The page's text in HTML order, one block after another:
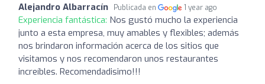
Alejandro Albarracín Publicada en 1 year ago
Experiencia fantástica: Nos gustó mucho la experiencia
junto a esta empresa, muy amables y flexibles; además
nos brindaron información acerca de los sitios que
visitamos y nos recomendaron unos restaurantes
increíbles. Recomendadisimo!!!